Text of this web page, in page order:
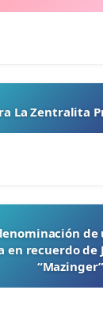
La Zentralita
de
en recuerdo de
“Mazinger”